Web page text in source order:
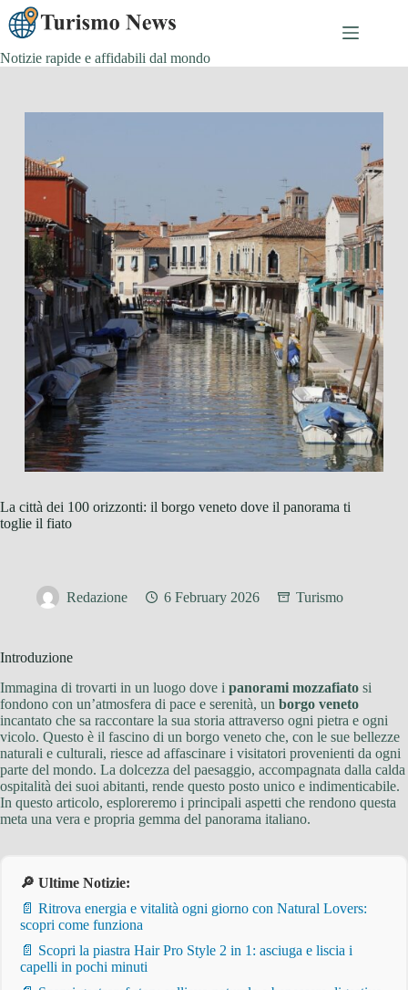
Skip
to
content
Notizie rapide e affidabili dal mondo
La città dei 100 orizzonti: il borgo veneto dove il panorama ti
toglie il fiato
Redazione 6 February 2026 Turismo
Introduzione
Immagina di trovarti in un luogo dove i panorami mozzafiato si
fondono con un’atmosfera di pace e serenità, un borgo veneto
incantato che sa raccontare la sua storia attraverso ogni pietra e ogni
vicolo. Questo è il fascino di un borgo veneto che, con le sue bellezze
naturali e culturali, riesce ad affascinare i visitatori provenienti da ogni
parte del mondo. La dolcezza del paesaggio, accompagnata dalla calda
ospitalità dei suoi abitanti, rende questo posto unico e indimenticabile.
In questo articolo, esploreremo i principali aspetti che rendono questa
meta una vera e propria gemma del panorama italiano.
🔎 Ultime Notizie:
📄 Ritrova energia e vitalità ogni giorno con Natural Lovers:
scopri come funziona
📄 Scopri la piastra Hair Pro Style 2 in 1: asciuga e liscia i
capelli in pochi minuti